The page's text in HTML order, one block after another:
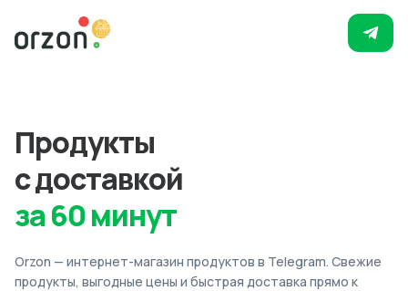
Продукты
с доставкой
за 60 минут
Orzon — интернет-магазин продуктов в Telegram. Свежие
продукты, выгодные цены и быстрая доставка прямо к